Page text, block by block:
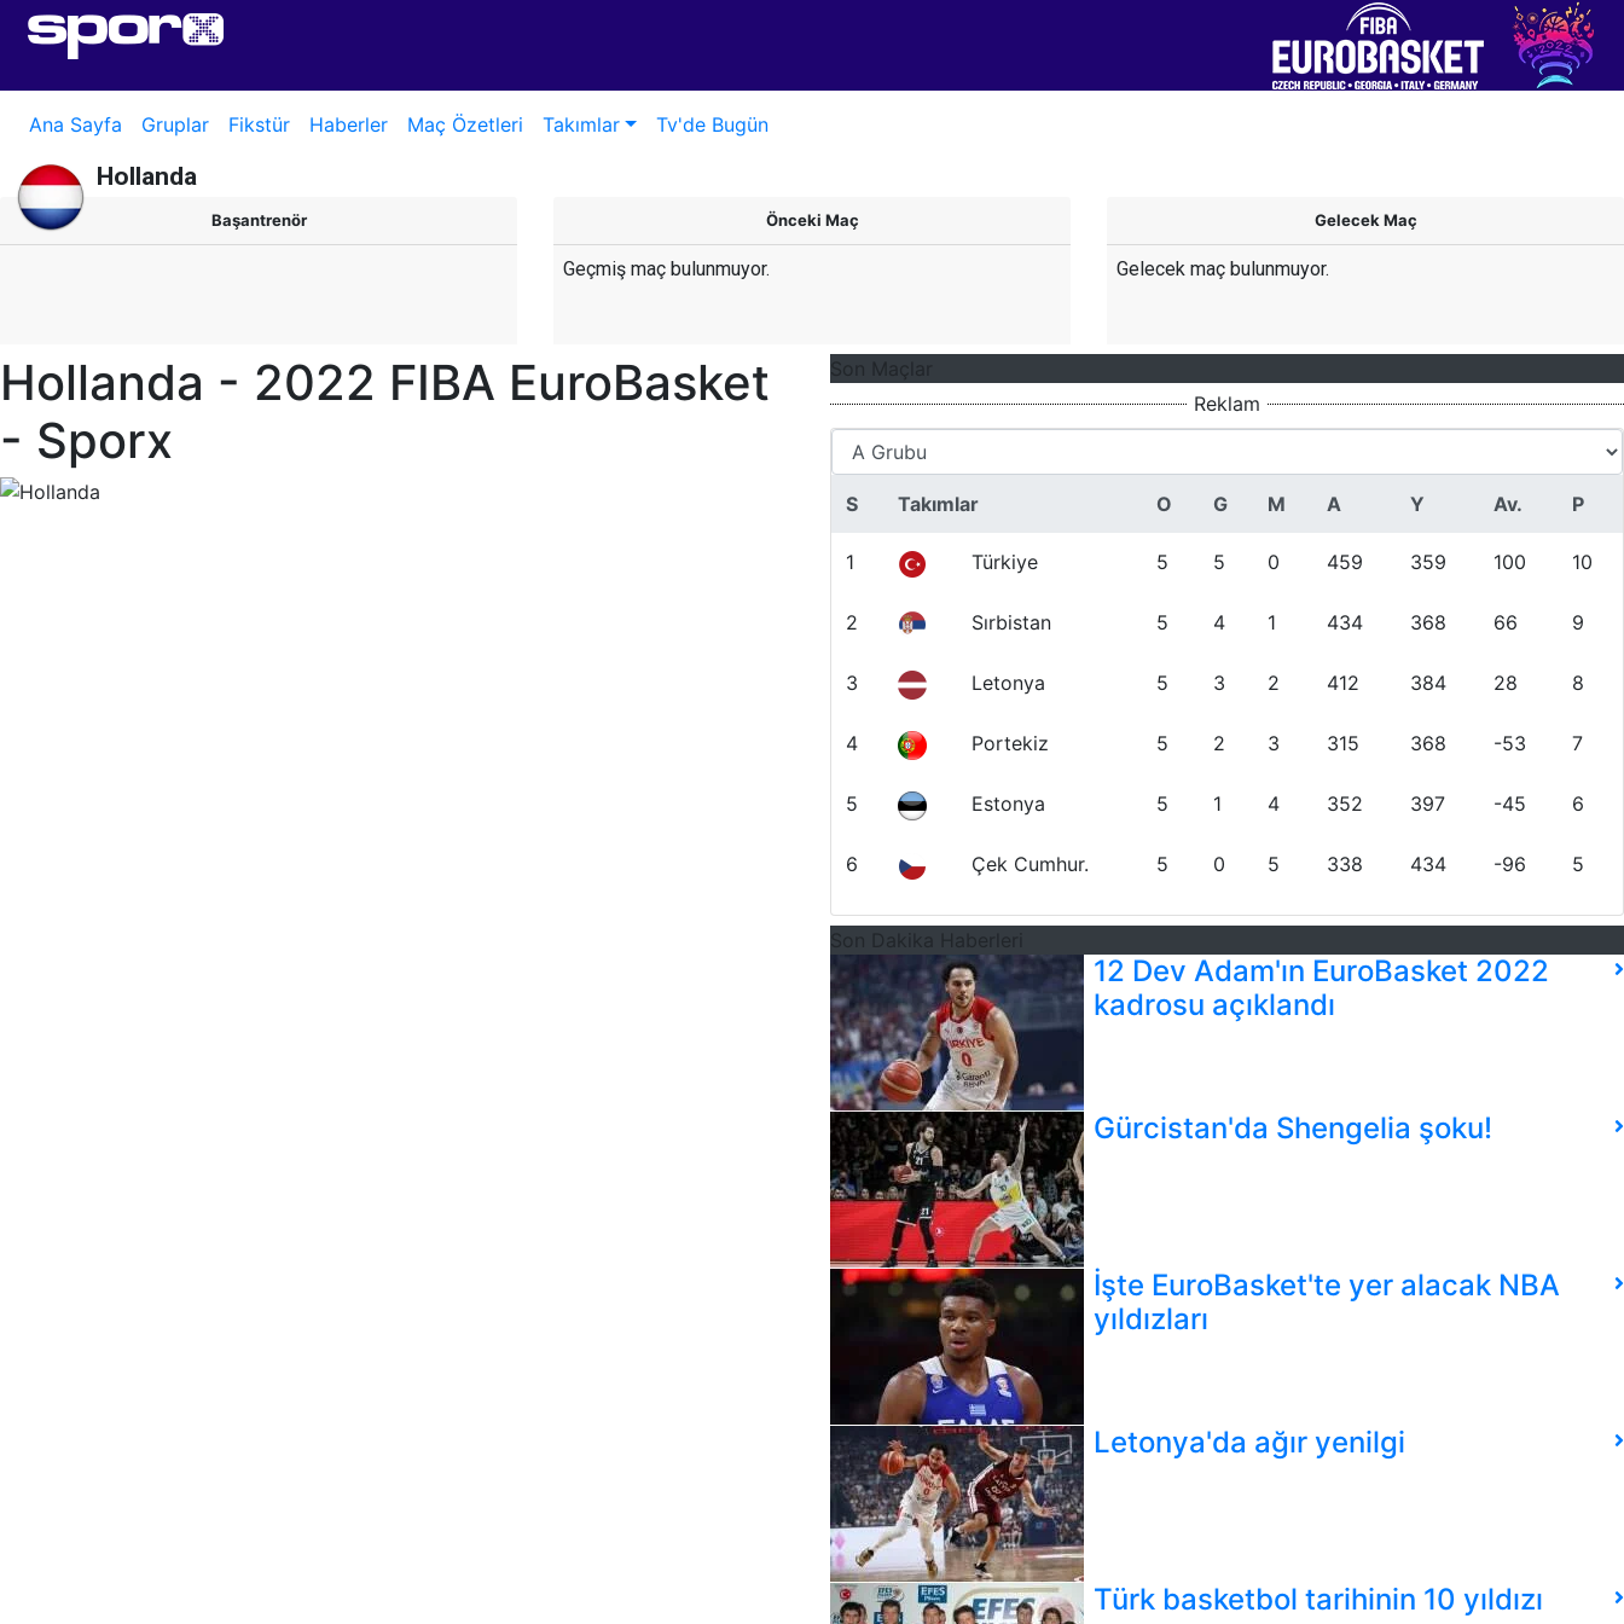
Ana Sayfa Gruplar Fikstür Haberler Maç Özetleri Takımlar Tv'de Bugün
Hollanda
Başantrenör Önceki Maç
Geçmiş maç bulunmuyor.
Gelecek Maç
Gelecek maç bulunmuyor.
Hollanda - 2022 FIBA EuroBasket
- Sporx
Son Maçlar
Reklam
S Takımlar O G M A Y Av. P
1 Türkiye 5 5 0 459 359 100 10
2 Sırbistan 5 4 1 434 368 66 9
3 Letonya 5 3 2 412 384 28 8
4 Portekiz 5 2 3 315 368 -53 7
5 Estonya 5 1 4 352 397 -45 6
6 Çek Cumhur. 5 0 5 338 434 -96 5
Son Dakika Haberleri
12 Dev Adam'ın EuroBasket 2022
kadrosu açıklandı
Gürcistan'da Shengelia şoku!
İşte EuroBasket'te yer alacak NBA
yıldızları
Letonya'da ağır yenilgi
Türk basketbol tarihinin 10 yıldızı